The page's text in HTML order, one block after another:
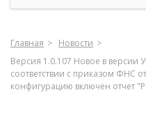
Главная
Новости
Версия 1.0.107 Новое в версии
соответствии с приказом ФНС
конфигурацию включен отчет